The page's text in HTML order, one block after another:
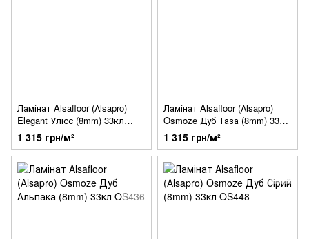
Ламінат Alsafloor (Аlsapro)
Elegant Улісс (8mm) 33кл
EL708
1 315 грн/м²
Ламінат Alsafloor (Аlsapro)
Osmoze Дуб Таза (8mm) 33кл
OS420
1 315 грн/м²